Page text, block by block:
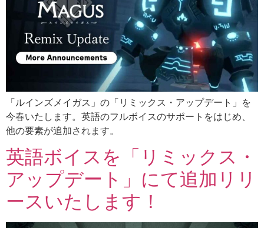
「ルインズメイガス」の「リミックス・アップデート」を
今春いたします。英語のフルボイスのサポートをはじめ、
他の要素が追加されます。
英語ボイスを「リミックス・
アップデート」にて追加リリ
ースいたします！